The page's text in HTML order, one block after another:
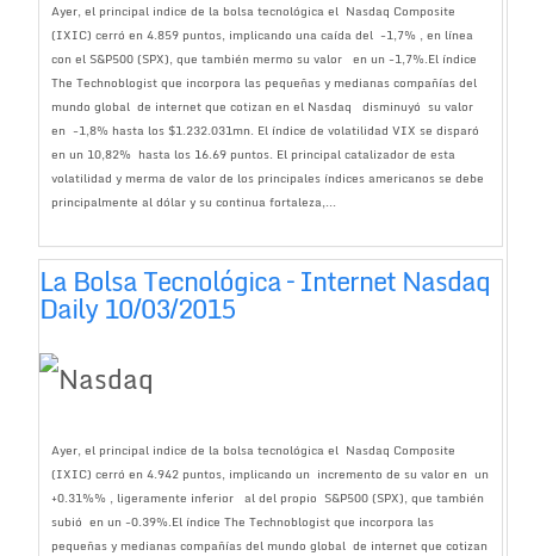
Ayer, el principal indice de la bolsa tecnológica el Nasdaq Composite
(IXIC) cerró en 4.859 puntos, implicando una caída del -1,7% , en línea
con el S&P500 (SPX), que también mermo su valor en un -1,7%.El índice
The Technoblogist que incorpora las pequeñas y medianas compañías del
mundo global de internet que cotizan en el Nasdaq disminuyó su valor
en -1,8% hasta los $1.232.031mn. El índice de volatilidad VIX se disparó
en un 10,82% hasta los 16.69 puntos. El principal catalizador de esta
volatilidad y merma de valor de los principales índices americanos se debe
principalmente al dólar y su continua fortaleza,...
La Bolsa Tecnológica – Internet Nasdaq
Daily 10/03/2015
Ayer, el principal indice de la bolsa tecnológica el Nasdaq Composite
(IXIC) cerró en 4.942 puntos, implicando un incremento de su valor en un
+0.31%% , ligeramente inferior al del propio S&P500 (SPX), que también
subió en un -0.39%.El índice The Technoblogist que incorpora las
pequeñas y medianas compañías del mundo global de internet que cotizan